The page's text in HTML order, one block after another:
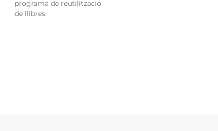
programa de reutilització
de llibres.